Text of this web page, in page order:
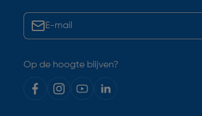
Op de hoogte blijven?